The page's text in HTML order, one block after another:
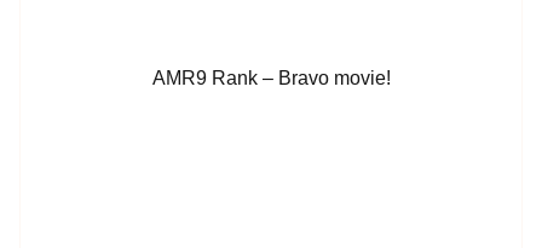
AMR9 Rank – Bravo movie!